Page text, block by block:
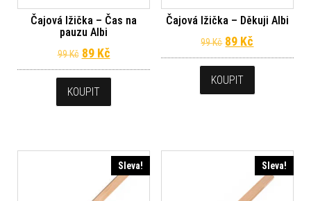
Čajová lžička – Čas na
pauzu Albi
99Kč Původní cena byla: 99 Kč.
89 KčAktuální cena je: 89 Kč.
KOUPIT
Čajová lžička – Děkuji Albi
99Kč Původní cena
89 Kč
KOUPIT
Sleva! Sleva!